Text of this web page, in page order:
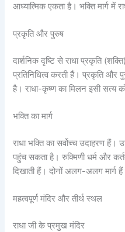
आध्यात्मिक एकता है। भक्ति मार्ग में
प्रकृति और पुरुष
दार्शनिक दृष्टि से राधा प्रकृति
प्रतिनिधित्व करती हैं। प्रकृति और
है। राधा-कृष्ण का मिलन इसी सत्य को
भक्ति का मार्ग
राधा भक्ति का सर्वोच्च उदाहरण
पहुंच सकता है। रुक्मिणी धर्म और
दिखाती हैं। दोनों अलग-अलग मार्ग
महत्वपूर्ण मंदिर और तीर्थ स्थल
राधा जी के प्रमुख मंदिर